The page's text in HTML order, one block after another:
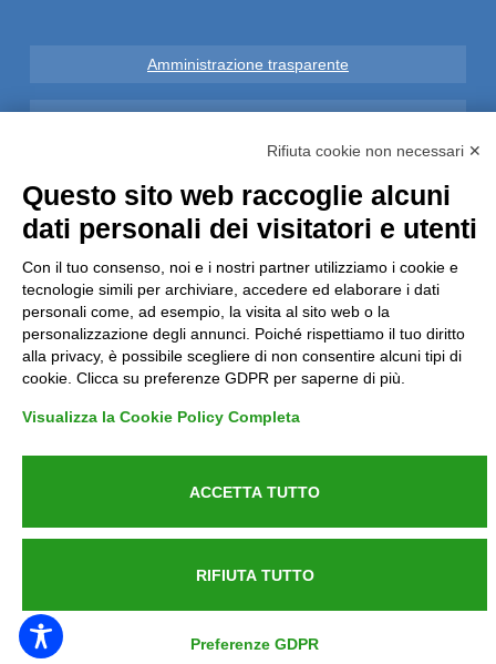
Amministrazione trasparente
Informative GDPR (679/2016)
Reclami
Rimborsi ed Indennizzi
Contatti
Azienda certificata UNI EN ISO 9001:2015
Rifiuta cookie non necessari ✕
Questo sito web raccoglie alcuni
dati personali dei visitatori e utenti
Con il tuo consenso, noi e i nostri partner utilizziamo i cookie e
tecnologie simili per archiviare, accedere ed elaborare i dati
personali come, ad esempio, la visita al sito web o la
personalizzazione degli annunci. Poiché rispettiamo il tuo diritto
alla privacy, è possibile scegliere di non consentire alcuni tipi di
cookie. Clicca su preferenze GDPR per saperne di più.
Visualizza la Cookie Policy Completa
ACCETTA TUTTO
RIFIUTA TUTTO
Preferenze GDPR